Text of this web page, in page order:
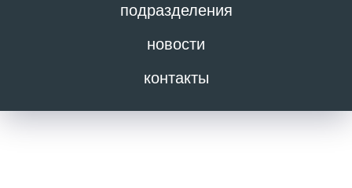
подразделения
новости
контакты